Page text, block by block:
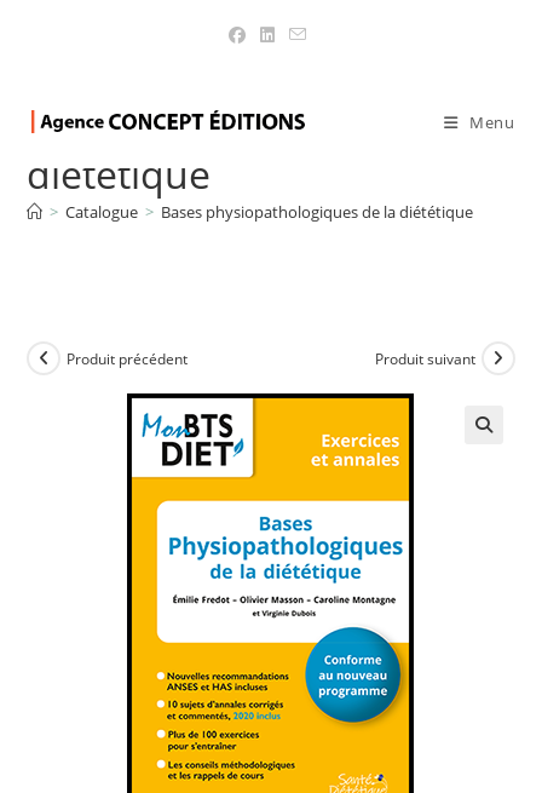
Menu
physiopathologiques de la
diététique
> Catalogue > Bases physiopathologiques de la diététique
Produit précédent Produit suivant